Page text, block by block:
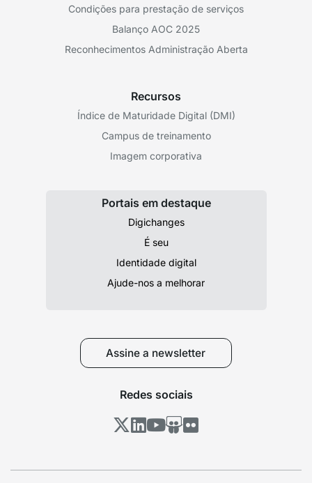
Condições para prestação de serviços
Balanço AOC 2025
Reconhecimentos Administração Aberta
Recursos
Índice de Maturidade Digital (DMI)
Campus de treinamento
Imagem corporativa
Portais em destaque
Digichanges
É seu
Identidade digital
Ajude-nos a melhorar
Assine a newsletter
Redes sociais